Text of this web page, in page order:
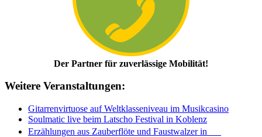
Der Partner für zuverlässige Mobilität!
Weitere Veranstaltungen:
Gitarrenvirtuose auf Weltklasseniveau im Musikcasino
Soulmatic live beim Latscho Festival in Koblenz
Erzählungen aus Zauberflöte und Faustwalzer in